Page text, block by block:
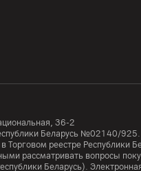
36-2
Беларусь №02140/
в Торговом реестре
рассматривать вопросы
Беларусь).